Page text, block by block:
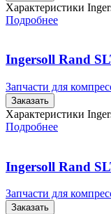
Характеристики
Подробнее
Ingersoll Rand
Запчасти для
Заказать
Характеристики
Подробнее
Ingersoll Rand
Запчасти для
Заказать